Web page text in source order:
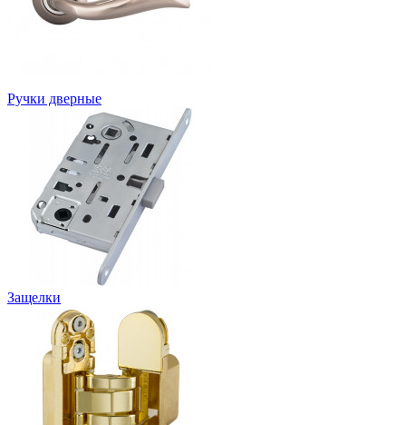
Ручки дверные
Защелки